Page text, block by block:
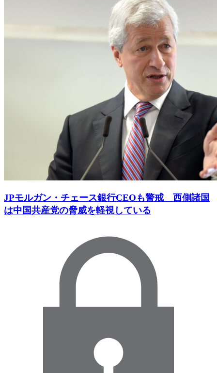
JPモルガン・チェース銀行CEOも警戒 西側諸国
は中国共産党の脅威を軽視している